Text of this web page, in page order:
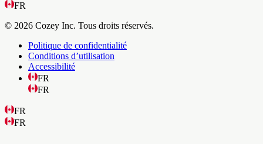
FR
© 2026 Cozey Inc. Tous droits réservés.
Politique de confidentialité
Conditions d’utilisation
Accessibilité
FR
FR
FR
FR